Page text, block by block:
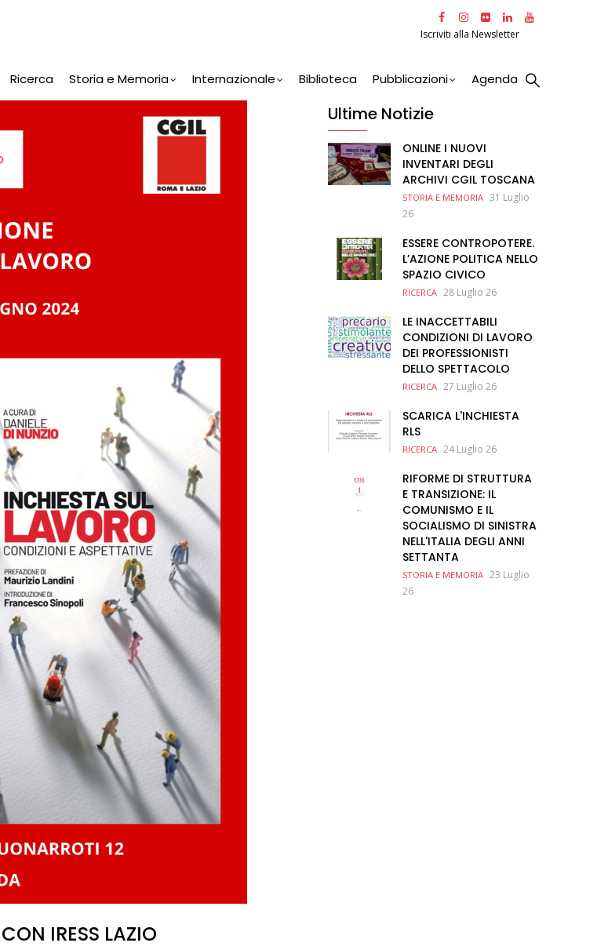
Iscriviti alla Newsletter
Ricerca Storia e Memoria Internazionale Biblioteca Pubblicazioni Agenda
IRESS LAZIO
Ultime Notizie
ONLINE I NUOVI
INVENTARI DEGLI
ARCHIVI CGIL TOSCANA
STORIA E MEMORIA 31 Luglio
26
ESSERE CONTROPOTERE.
L’AZIONE POLITICA NELLO
SPAZIO CIVICO
RICERCA 28 Luglio 26
LE INACCETTABILI
CONDIZIONI DI LAVORO
DEI PROFESSIONISTI
DELLO SPETTACOLO
RICERCA 27 Luglio 26
SCARICA L'INCHIESTA
RLS
RICERCA 24 Luglio 26
RIFORME DI STRUTTURA
E TRANSIZIONE: IL
COMUNISMO E IL
SOCIALISMO DI SINISTRA
NELL'ITALIA DEGLI ANNI
SETTANTA
STORIA E MEMORIA 23 Luglio
26